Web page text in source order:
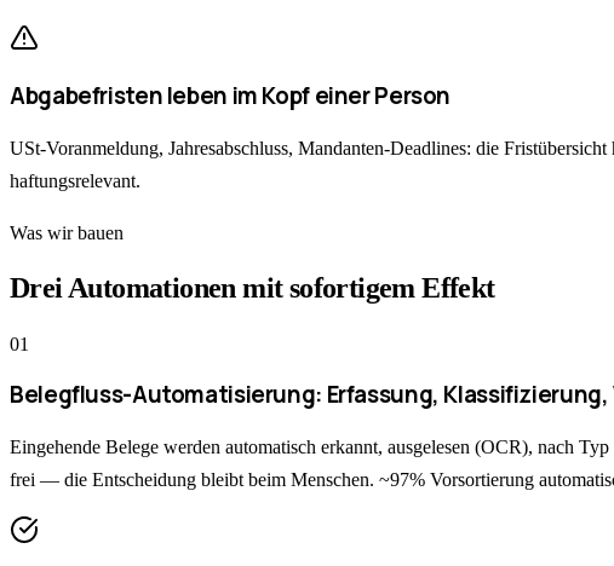
Abgabefristen leben im Kopf einer Person
USt-Voranmeldung, Jahresabschluss, Mandanten-Deadlines: die
haftungsrelevant.
Was wir bauen
Drei Automationen mit sofortigem Effekt
01
Belegfluss-Automatisierung: Erfassung,
Eingehende Belege werden automatisch erkannt, ausgelesen (OCR), nach
frei — die Entscheidung bleibt beim Menschen. ~97% Vorsortierung